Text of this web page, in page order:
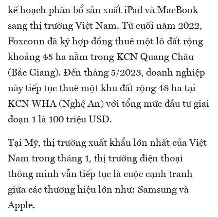
kế hoạch phân bổ sản xuất iPad và MacBook
sang thị trường Việt Nam. Từ cuối năm 2022,
Foxconn đã ký hợp đồng thuê một lô đất rộng
khoảng 45 ha nằm trong KCN Quang Châu
(Bắc Giang). Đến tháng 5/2023, doanh nghiệp
này tiếp tục thuê một khu đất rộng 48 ha tại
KCN WHA (Nghệ An) với tổng mức đầu tư giai
đoạn 1 là 100 triệu USD.
Tại Mỹ, thị trường xuất khẩu lớn nhất của Việt
Nam trong tháng 1, thị trường điện thoại
thông minh vẫn tiếp tục là cuộc cạnh tranh
giữa các thương hiệu lớn như: Samsung và
Apple.